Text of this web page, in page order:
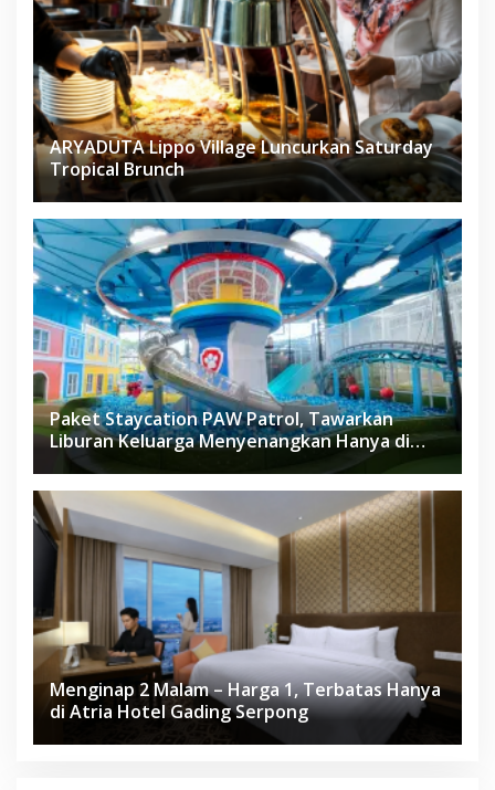
ARYADUTA Lippo Village Luncurkan Saturday
Tropical Brunch
Paket Staycation PAW Patrol, Tawarkan
Liburan Keluarga Menyenangkan Hanya di
Herloom Hotel BSD
Menginap 2 Malam – Harga 1, Terbatas Hanya
di Atria Hotel Gading Serpong